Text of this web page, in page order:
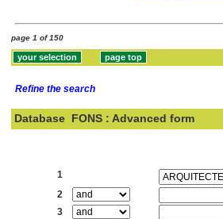
page 1 of 150
Refine the search
Database FONS : Advanced form
1
2
3